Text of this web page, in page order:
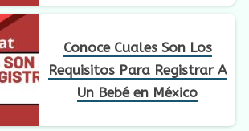
Conoce Cuales Son Los
Requisitos Para Registrar A
Un Bebé en México